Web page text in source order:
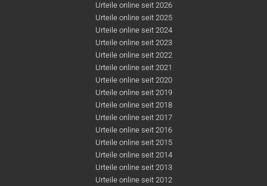
Urteile online seit 2026
Urteile online seit 2025
Urteile online seit 2024
Urteile online seit 2023
Urteile online seit 2022
Urteile online seit 2021
Urteile online seit 2020
Urteile online seit 2019
Urteile online seit 2018
Urteile online seit 2017
Urteile online seit 2016
Urteile online seit 2015
Urteile online seit 2014
Urteile online seit 2013
Urteile online seit 2012